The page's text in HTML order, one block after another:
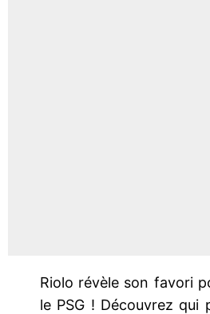
Riolo révèle son favori
le PSG ! Découvrez qui